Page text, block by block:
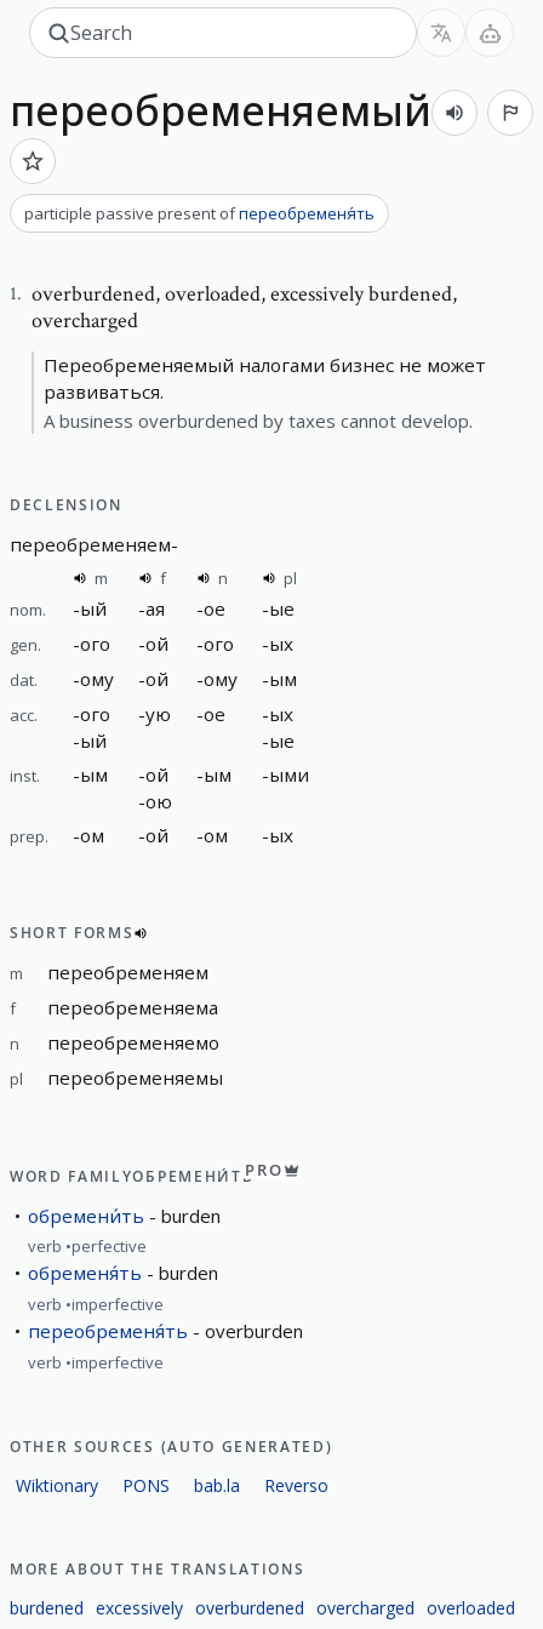
переобременяемый
participle passive present ofпереобременя́ть
1. overburdened,overloaded, excessively burdened,
overcharged
Переобременяемый налогами бизнес не может
развиваться.
A business overburdened by taxes cannot develop.
DECLENSION
переобременяем-
m f n
pl
nom.
-ый -ая -ое -ые
gen. -ого -ой -ого -ых
dat. -ому -ой -ому -ым
acc. -ого
-ый
-ую -ое -ых
-ые
inst. -ым -ой
-ою
-ым -ыми
prep. -ом -ой -ом -ых
SHORT FORMS
m переобременяем
f переобременяема
n переобременяемо
pl переобременяемы
WORD FAMILYОБРЕМЕНИ́ТЬPRO
обремени́ть burden
verb perfective
обременя́ть burden
verb imperfective
переобременя́ть overburden
verb imperfective
OTHER SOURCES (AUTO GENERATED)
Wiktionary PONS bab.la Reverso
MORE ABOUT THE TRANSLATIONS
burdened excessively overburdened overcharged overloaded